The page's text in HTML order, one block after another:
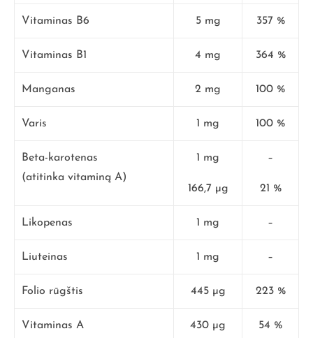
Vitaminas B6 5 mg 357 %
Vitaminas B1 4 mg 364 %
Manganas 2 mg 100 %
Varis 1 mg 100 %
Beta-karotenas
(atitinka vitaminą A)
1 mg
166,7 µg
–
21 %
Likopenas 1 mg –
Liuteinas 1 mg –
Folio rūgštis 445 µg 223 %
Vitaminas A 430 µg 54 %